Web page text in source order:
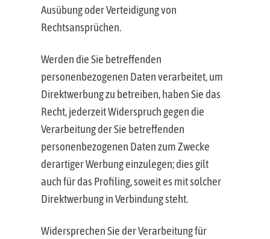
Ausübung oder Verteidigung von
Rechtsansprüchen.
Werden die Sie betreffenden
personenbezogenen Daten verarbeitet, um
Direktwerbung zu betreiben, haben Sie das
Recht, jederzeit Widerspruch gegen die
Verarbeitung der Sie betreffenden
personenbezogenen Daten zum Zwecke
derartiger Werbung einzulegen; dies gilt
auch für das Profiling, soweit es mit solcher
Direktwerbung in Verbindung steht.
Widersprechen Sie der Verarbeitung für